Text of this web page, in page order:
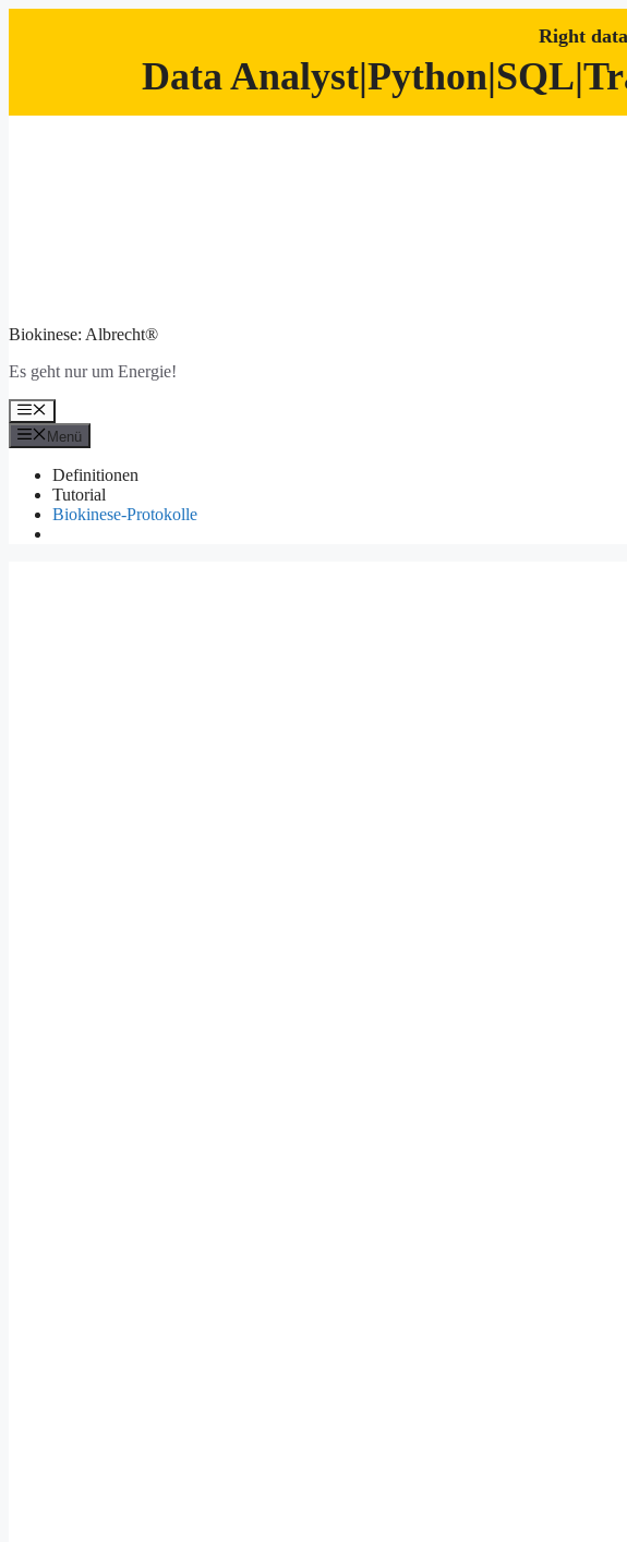
Right
Data
Biokinese: Albrecht®
Es geht nur um Energie!
Menü
Menü
Definitionen
Tutorial
Biokinese-Protokolle